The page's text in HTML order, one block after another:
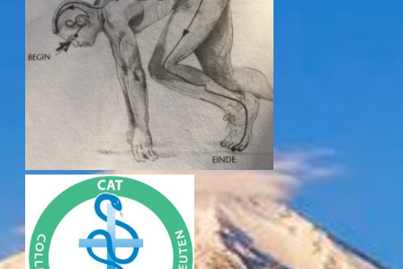
WENS JE GENEESKRACHTIGE HEALING?
BEN JE ALS LICHTWERKER GEBOREN ONDER HET
STERRENBEELDLEEUW / MAAGD OF ALS
ASCENDENT?Dan zal je tijdens slapen en het
luisteren (liefst met oortjes in of koptelefoon op)
EXTRA krachtige Sound Healing ontvangen
rechtstreeks via de Uluru Rock Baarmoeder Bron.
Weet dat al jouw Organen en Meridianen één circuit
vormen tussen Hemel & Moeder Aarde om een positieve
bijdrage te leveren aan Heelheid op fysiek, mentaal,
emotioneel als ook op spiritueel gebied ter éénwording
van jouw Goddelijke LeMUria Drie-Eenheid.